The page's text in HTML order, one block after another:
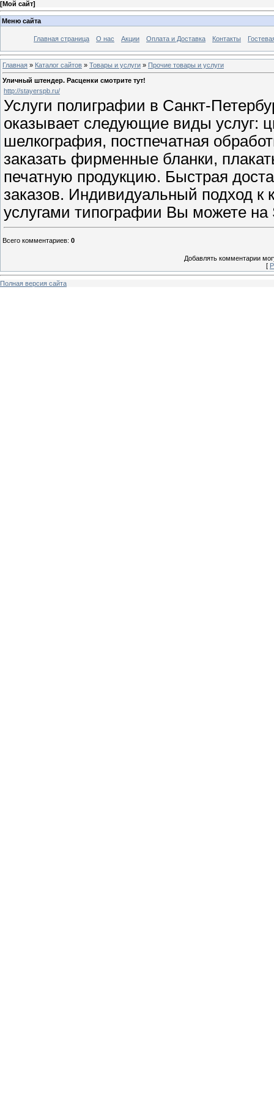
[Мой сайт]
Меню сайта
Главная страница О нас Акции Оплата и Доставка Контакты
Главная » Каталог сайтов » Товары и услуги » Прочие товары и услуги
Уличный штендер. Расценки смотрите тут!
http://stayerspb.ru/
Услуги полиграфии в Санкт-
оказывает следующие виды услуг:
шелкография, постпечатная
заказать фирменные бланки,
печатную продукцию. Быстрая
заказов. Индивидуальный подход к
услугами типографии Вы можете на
Всего комментариев: 0
Добавлять комментарии
[
Полная версия сайта